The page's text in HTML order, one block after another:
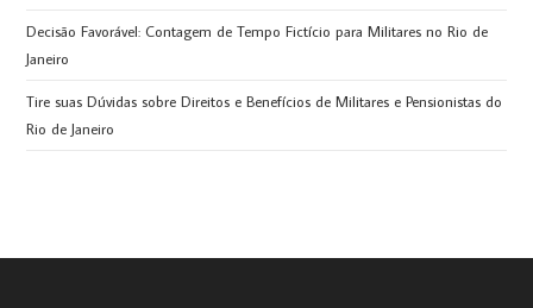
Decisão Favorável: Contagem de Tempo Fictício para Militares no Rio de
Janeiro
Tire suas Dúvidas sobre Direitos e Benefícios de Militares e Pensionistas do
Rio de Janeiro